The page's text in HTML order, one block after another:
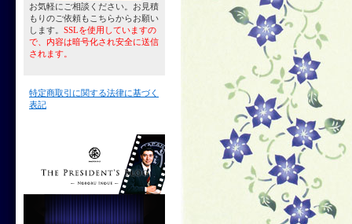
お気軽にご相談ください。お見積
もりのご依頼もこちらからお願い
します。 SSLを使用していますの
で、内容は暗号化され安全に送信
されます。
特定商取引に関する法律に基づく
表記